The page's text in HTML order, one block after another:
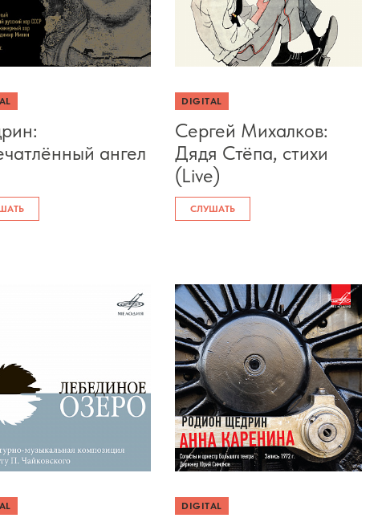
ангел
DIGITAL
Сергей Михалков:
Дядя Стёпа, стихи
(Live)
СЛУШАТЬ
DIGITAL